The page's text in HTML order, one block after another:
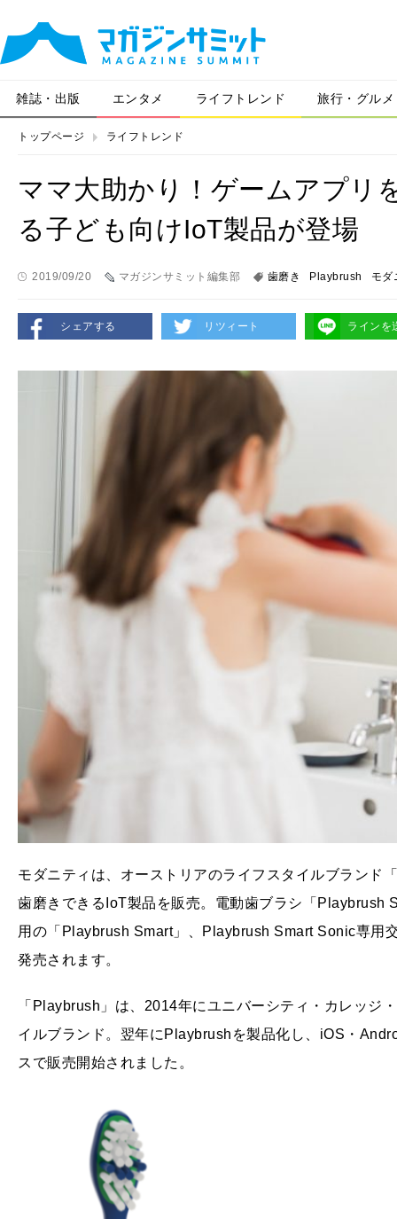
雑誌・出版 エンタメ ライフトレンド 旅行・グルメ
トップページ ライフトレンド
ママ大助かり！ゲームアプリ
る子ども向けIoT製品が登場
2019/09/20 マガジンサミット編集部 歯磨き Playbrush モダ
シェアする リツィート ラインを
モダニティは、オーストリアのライフスタイルブランド
歯磨きできるIoT製品を販売。電動歯ブラシ「Playbrush
用の「Playbrush Smart」、Playbrush Smart Sonic専用
発売されます。
「Playbrush」は、2014年にユニバーシティ・カレッジ
イルブランド。翌年にPlaybrushを製品化し、iOS・
スで販売開始されました。